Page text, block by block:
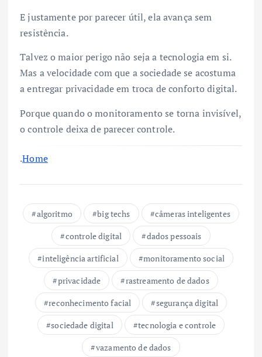
E justamente por parecer útil, ela avança sem
resistência.
Talvez o maior perigo não seja a tecnologia em si.
Mas a velocidade com que a sociedade se acostuma
a entregar privacidade em troca de conforto digital.
Porque quando o monitoramento se torna invisível,
o controle deixa de parecer controle.
.Home
algoritmo big techs
câmeras inteligentes
controle digital
dados pessoais
inteligência artificial
monitoramento social
privacidade
rastreamento de dados
reconhecimento facial
segurança digital
sociedade digital
tecnologia e controle
vazamento de dados